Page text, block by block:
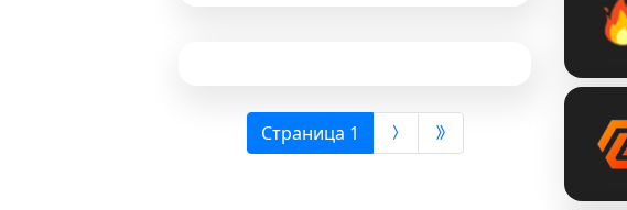
Страница 1 (выбрана)